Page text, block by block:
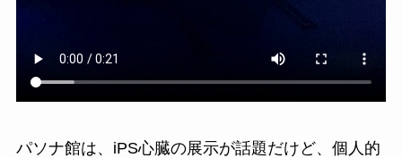
パソナ館は、iPS心臓の展示が話題だけど、個人的